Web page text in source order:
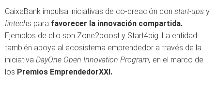
CaixaBank impulsa iniciativas de co-creación con start-ups y
fintechs para favorecer la innovación compartida.
Ejemplos de ello son Zone2boost y Start4big. La entidad
también apoya al ecosistema emprendedor a través de la
iniciativa DayOne Open Innovation Program, en el marco de
los Premios EmprendedorXXI.